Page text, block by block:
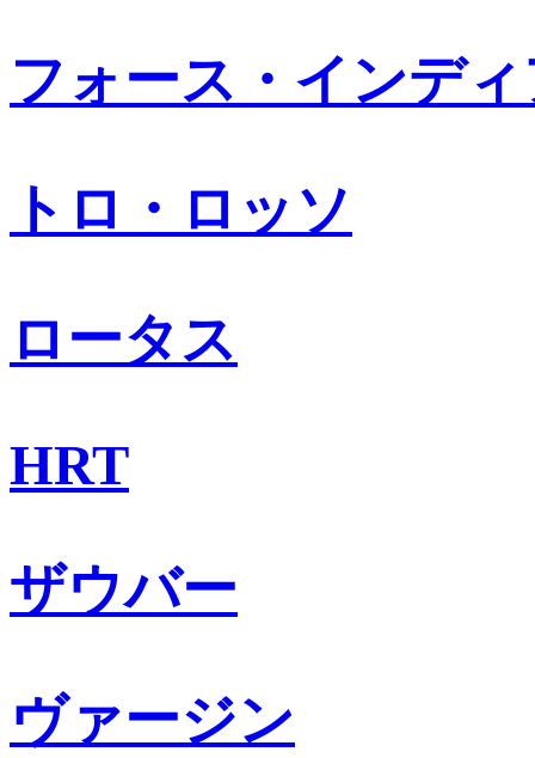
フォース・インデ
トロ・ロッソ
ロータス
HRT
ザウバー
ヴァージン